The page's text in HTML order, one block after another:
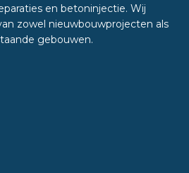
en betoninjectie. Wij
zowel nieuwbouwprojecten als
gebouwen.